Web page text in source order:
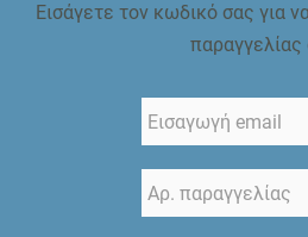
Εισάγετε τον κωδικό σας για
παραγγελίας